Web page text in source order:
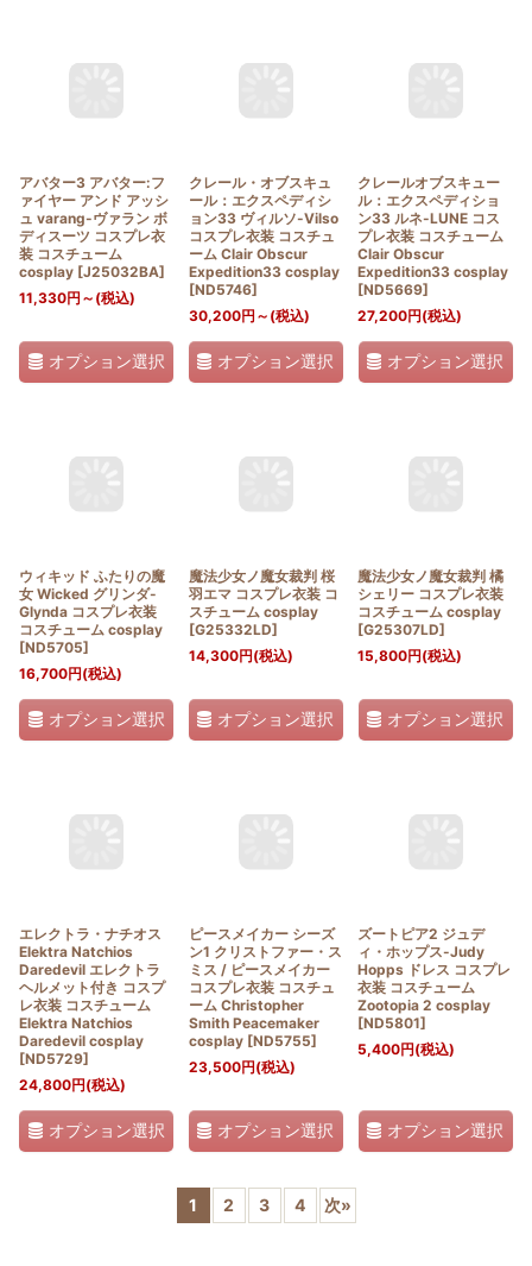
アバター3 アバター:フ
ァイヤー アンド アッシ
ュ varang-ヴァラン ボ
ディスーツ コスプレ衣
装 コスチューム
cosplay [J25032BA]
11,330円 ～ (税込)
オプション選択
クレール・オブスキュ
ール：エクスペディシ
ョン33 ヴィルソ-Vilso
コスプレ衣装 コスチュ
ーム Clair Obscur
Expedition33 cosplay
[ND5746]
30,200円 ～ (税込)
オプション選択
クレールオブスキュー
ル：エクスペディショ
ン33 ルネ-LUNE コス
プレ衣装 コスチューム
Clair Obscur
Expedition33 cosplay
[ND5669]
27,200円(税込)
オプション選択
ウィキッド ふたりの魔
女 Wicked グリンダ-
Glynda コスプレ衣装
コスチューム cosplay
[ND5705]
16,700円(税込)
オプション選択
魔法少女ノ魔女裁判 桜
羽エマ コスプレ衣装 コ
スチューム cosplay
[G25332LD]
14,300円(税込)
オプション選択
魔法少女ノ魔女裁判 橘
シェリー コスプレ衣装
コスチューム cosplay
[G25307LD]
15,800円(税込)
オプション選択
エレクトラ・ナチオス
Elektra Natchios
Daredevil エレクトラ
ヘルメット付き コスプ
レ衣装 コスチューム
Elektra Natchios
Daredevil cosplay
[ND5729]
24,800円(税込)
オプション選択
ピースメイカー シーズ
ン1 クリストファー・ス
ミス / ピースメイカー
コスプレ衣装 コスチュ
ーム Christopher
Smith Peacemaker
cosplay [ND5755]
23,500円(税込)
オプション選択
ズートピア2 ジュデ
ィ・ホップス-Judy
Hopps ドレス コスプレ
衣装 コスチューム
Zootopia 2 cosplay
[ND5801]
5,400円(税込)
オプション選択
1 2 3 4 次»